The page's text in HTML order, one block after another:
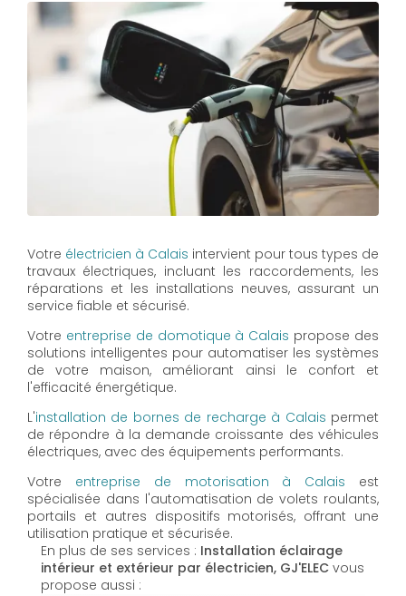
Votre électricien à Calais intervient pour tous types de
travaux électriques, incluant les raccordements, les
réparations et les installations neuves, assurant un
service fiable et sécurisé.
Votre entreprise de domotique à Calais propose des
solutions intelligentes pour automatiser les systèmes
de votre maison, améliorant ainsi le confort et
l'efficacité énergétique.
L'installation de bornes de recharge à Calais permet
de répondre à la demande croissante des véhicules
électriques, avec des équipements performants.
Votre entreprise de motorisation à Calais est
spécialisée dans l'automatisation de volets roulants,
portails et autres dispositifs motorisés, offrant une
utilisation pratique et sécurisée.
En plus de ses services : Installation éclairage
intérieur et extérieur par électricien, GJ'ELEC vous
propose aussi :